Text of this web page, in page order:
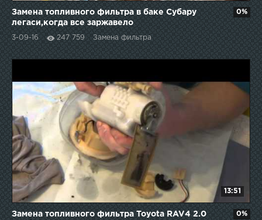
Замена топливного фильтра в баке Субару
легаси,когда все заржавело
3-09-16 247 759 Замена фильтра
0%
13:51
Замена топливного фильтра Toyota RAV4 2.0
0%